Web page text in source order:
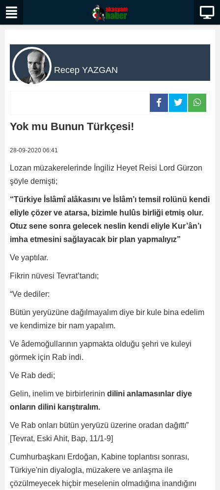
Recep YAZGAN
Yok mu Bunun Türkçesi!
28-09-2020 06:41
Lozan müzakerelerinde İngiliz Heyet Reisi Lord Gürzon
şöyle demişti;
“Türkiye İslâmî alâkasını ve İslâm’ı temsil rolünü kendi
eliyle çözer ve atarsa, bizimle hulûs birliği etmiş olur.
Otuz sene sonra gelecek neslin kendi eliyle Kur’ân’ı
imha etmesini sağlayacak bir plan yapmalıyız”
Ve yaptılar.
Fikrin nüvesi Tevrat’tandı;
“Ve dediler:
Bütün yeryüzüne dağılmayalım diye bir kule bina edelim
ve kendimize bir nam yapalım.
Ve âdemoğullarının yapmakta olduğu şehri ve kuleyi
görmek için Rab indi.
Ve Rab dedi;
Gelin, inelim ve birbirlerinin dilini anlamasınlar diye
onların dilini karıştıralım.
Ve Rab onları bütün yeryüzü üzerine oradan dağıttı”
[Tevrat, Eski Ahit, Bap, 11/1-9]
Cumhurbaşkanı Erdoğan, Kabine toplantısı sonrası,
Türkiye'nin diyalogla, müzakere ve anlaşma ile
çözülmeyecek hiçbir meselenin olmadığına inandığını